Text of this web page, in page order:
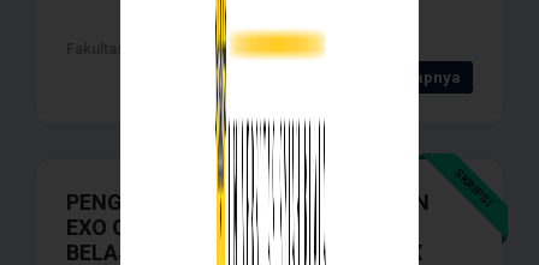
Fakultas KIP , Banda Aceh - 2026
Detail Selengkapnya
SKRIPSI
PENGARUH MODEL PEMBELAJARAN
EXO OLO TASK TERHADAP HASIL
BELAJAR SEJARAH SISWA KELAS X